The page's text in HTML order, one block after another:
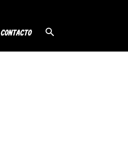
CONTACTO